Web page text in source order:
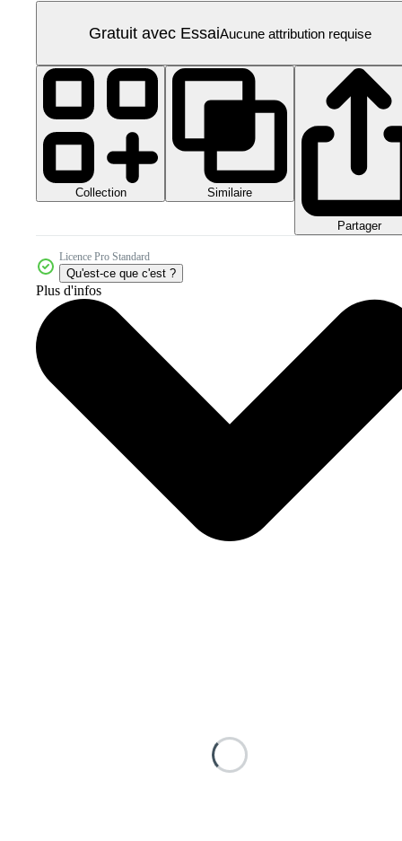
Gratuit avec EssaiAucune attribution requise
Collection Similaire
Partager
Licence Pro Standard
Qu'est-ce que c'est ?
Plus d'infos